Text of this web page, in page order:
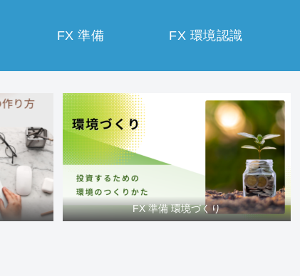
FX 準備 FX 環境認識
FX 準備 環境づくり